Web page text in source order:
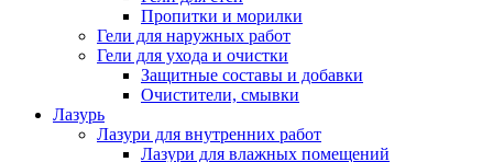
Пропитки и морилки
Гели для наружных работ
Гели для ухода и очистки
Защитные составы и добавки
Очистители, смывки
Лазурь
Лазури для внутренних работ
Лазури для влажных помещений